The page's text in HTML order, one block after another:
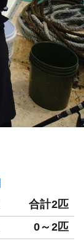
合計2匹
0～2匹